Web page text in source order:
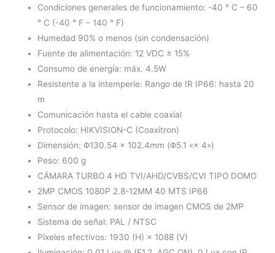
Condiciones generales de funcionamiento: -40 ° C – 60
° C (-40 ° F – 140 ° F)
Humedad 90% o menos (sin condensación)
Fuente de alimentación: 12 VDC ± 15%
Consumo de energía: máx. 4.5W
Resistente a la intemperie: Rango de IR IP66: hasta 20
m
Comunicación hasta el cable coaxial
Protocolo: HIKVISION-C (Coaxitron)
Dimensión: Φ130.54 × 102.4mm (Φ5.1 «× 4»)
Peso: 600 g
CÁMARA TURBO 4 HD TVI/AHD/CVBS/CVI TIPO DOMO
2MP CMOS 1080P 2.8-12MM 40 MTS IP66
Sensor de imagen: sensor de imagen CMOS de 2MP
Sistema de señal: PAL / NTSC
Píxeles efectivos: 1930 (H) × 1088 (V)